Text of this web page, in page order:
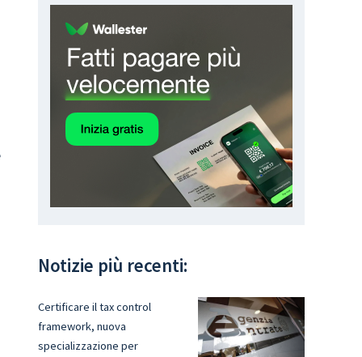
Notizie più recenti:
Certificare il tax control
framework, nuova
specializzazione per